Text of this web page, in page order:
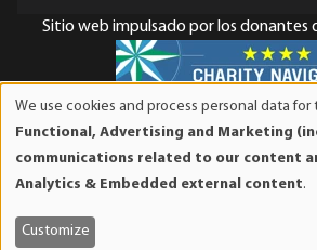
Sitio web impulsado por los donantes
El Instituto Mises es una organización sin
exenta de impuestos. Las
impuestos en la máxima medida que lo
and
We use cookies and process personal data
Functional, Advertising and Marketing
communications related to our content
Analytics & Embedded external content.
Customize